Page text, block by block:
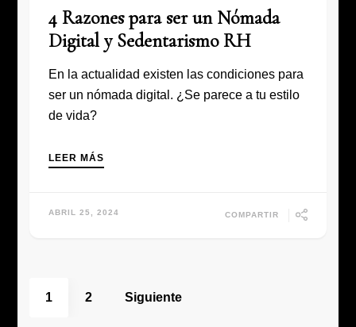
4 Razones para ser un Nómada
Digital y Sedentarismo RH
En la actualidad existen las condiciones para
ser un nómada digital. ¿Se parece a tu estilo
de vida?
LEER MÁS
ABRIL 25, 2024 COMPARTIR
Paginación
Page
1 Page
2 Siguiente